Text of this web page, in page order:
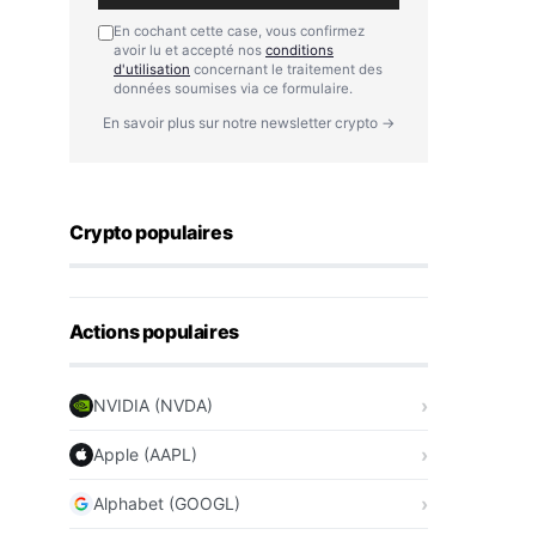
En cochant cette case, vous confirmez
avoir lu et accepté nos conditions
d'utilisation concernant le traitement des
données soumises via ce formulaire.
En savoir plus sur notre newsletter crypto →
Crypto populaires
Actions populaires
NVIDIA (NVDA)
Apple (AAPL)
Alphabet (GOOGL)